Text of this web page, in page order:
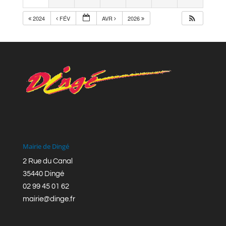
2024 FÉV AVR 2026
Mairie de Dingé
2 Rue du Canal
35440 Dingé
02 99 45 01 62
mairie@dinge.fr